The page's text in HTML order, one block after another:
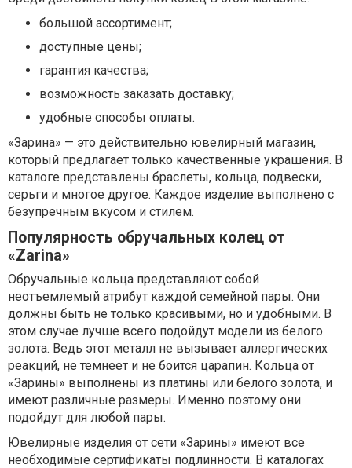
большой ассортимент;
доступные цены;
гарантия качества;
возможность заказать доставку;
удобные способы оплаты.
«Зарина» — это действительно ювелирный магазин,
который предлагает только качественные украшения. В
каталоге представлены браслеты, кольца, подвески,
серьги и многое другое. Каждое изделие выполнено с
безупречным вкусом и стилем.
Популярность обручальных колец от
«Zarina»
Обручальные кольца представляют собой
неотъемлемый атрибут каждой семейной пары. Они
должны быть не только красивыми, но и удобными. В
этом случае лучше всего подойдут модели из белого
золота. Ведь этот металл не вызывает аллергических
реакций, не темнеет и не боится царапин. Кольца от
«Зарины» выполнены из платины или белого золота, и
имеют различные размеры. Именно поэтому они
подойдут для любой пары.
Ювелирные изделия от сети «Зарины» имеют все
необходимые сертификаты подлинности. В каталогах